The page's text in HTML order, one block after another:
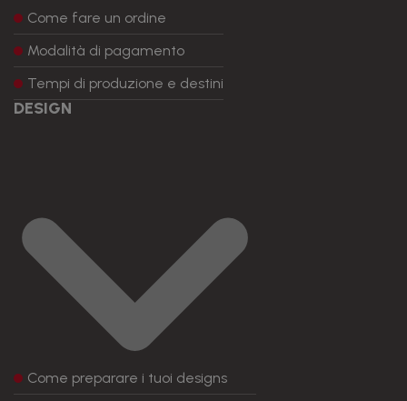
Come fare un ordine
Modalità di pagamento
Tempi di produzione e destini
DESIGN
Come preparare i tuoi designs